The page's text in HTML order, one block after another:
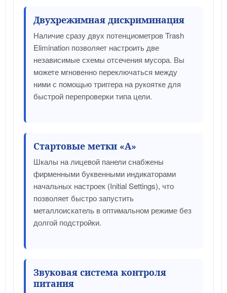
Двухрежимная дискриминация
Наличие сразу двух потенциометров Trash
Elimination позволяет настроить две
независимые схемы отсечения мусора. Вы
можете мгновенно переключаться между
ними с помощью триггера на рукоятке для
быстрой перепроверки типа цели.
Стартовые метки «A»
Шкалы на лицевой панели снабжены
фирменными буквенными индикаторами
начальных настроек (Initial Settings), что
позволяет быстро запустить
металлоискатель в оптимальном режиме без
долгой подстройки.
Звуковая система контроля
питания